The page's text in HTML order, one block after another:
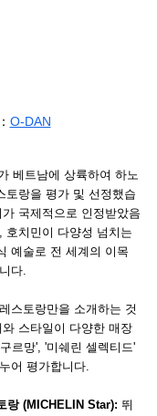
： O-DAN
베트남에 상륙하여 하노
토랑을 평가 및 선정했습
국제적으로 인정받았음
호치민이 다양성 넘치는
예술로 전 세계의 이목
다.
스토랑만을 소개하는 것
스타일이 다양한 매장
르망', '미쉐린 셀렉티드'
어 평가합니다.
랑 (MICHELIN Star): 뛰